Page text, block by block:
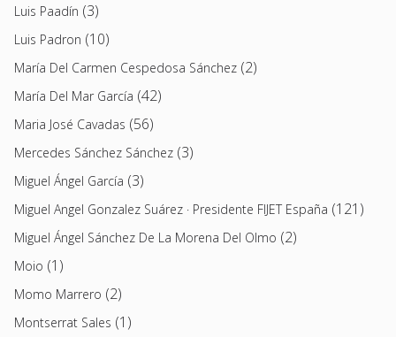
Luis Paadín (3)
Luis Padron (10)
María Del Carmen Cespedosa Sánchez (2)
María Del Mar García (42)
Maria José Cavadas (56)
Mercedes Sánchez Sánchez (3)
Miguel Ángel García (3)
Miguel Angel Gonzalez Suárez · Presidente FIJET España (121)
Miguel Ángel Sánchez De La Morena Del Olmo (2)
Moio (1)
Momo Marrero (2)
Montserrat Sales (1)